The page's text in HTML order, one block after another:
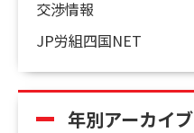
交渉情報
JP労組四国NET
年別アーカイブ